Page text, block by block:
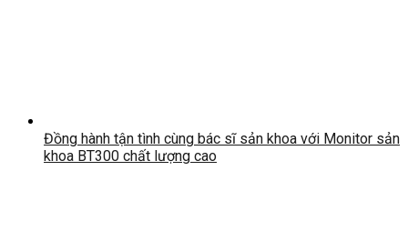
Đồng hành tận tình cùng bác sĩ sản khoa với Monitor sản
khoa BT300 chất lượng cao